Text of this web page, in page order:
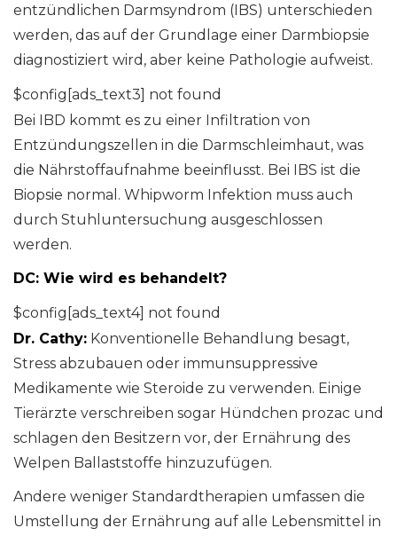
entzündlichen Darmsyndrom (IBS) unterschieden
werden, das auf der Grundlage einer Darmbiopsie
diagnostiziert wird, aber keine Pathologie aufweist.
$config[ads_text3] not found
Bei IBD kommt es zu einer Infiltration von
Entzündungszellen in die Darmschleimhaut, was
die Nährstoffaufnahme beeinflusst. Bei IBS ist die
Biopsie normal. Whipworm Infektion muss auch
durch Stuhluntersuchung ausgeschlossen
werden.
DC: Wie wird es behandelt?
$config[ads_text4] not found
Dr. Cathy: Konventionelle Behandlung besagt,
Stress abzubauen oder immunsuppressive
Medikamente wie Steroide zu verwenden. Einige
Tierärzte verschreiben sogar Hündchen prozac und
schlagen den Besitzern vor, der Ernährung des
Welpen Ballaststoffe hinzuzufügen.
Andere weniger Standardtherapien umfassen die
Umstellung der Ernährung auf alle Lebensmittel in